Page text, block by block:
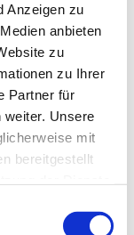
Anzeigen zu
anbieten
zu
zu Ihrer
Partner für
weiter. Unsere
mit
bereitgestellt
müssen Sie